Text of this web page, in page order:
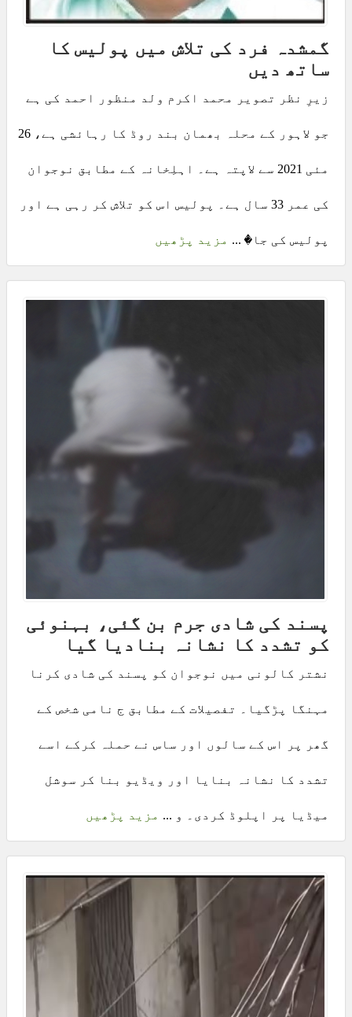
گمشدہ فرد کی تلاش میں پولیس کا
ساتھ دیں
زیرِ نظر تصویر محمد اکرم ولد منظور احمد کی ہے
جو لاہور کے محلہ بھمان بند روڈ کا رہائشی ہے، 26
مئی 2021 سے لاپتہ ہے۔ اہلِخانہ کے مطابق نوجوان
کی عمر 33 سال ہے۔ پولیس اس کو تلاش کر رہی ہے اور
پولیس کی جا� ... مزید پڑھیں
پسند کی شادی جرم بن گئی، بہنوئی
کو تشدد کا نشانہ بنادیا گیا
نشتر کالونی میں نوجوان کو پسند کی شادی کرنا
مہنگا پڑگیا۔ تفصیلات کے مطابق ج نامی شخص کے
گھر پر اس کے سالوں اور ساس نے حملہ کرکے اسے
تشدد کا نشانہ بنایا اور ویڈیو بنا کر سوشل
میڈیا پر اپلوڈ کردی۔ و ... مزید پڑھیں